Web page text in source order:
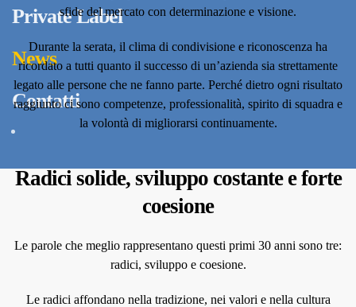
Private Label
News
Contatti
sfide del mercato con determinazione e visione.
Durante la serata, il clima di condivisione e riconoscenza ha
ricordato a tutti quanto il successo di un’azienda sia strettamente
legato alle persone che ne fanno parte. Perché dietro ogni risultato
raggiunto ci sono competenze, professionalità, spirito di squadra e
la volontà di migliorarsi continuamente.
Radici solide, sviluppo costante e forte
coesione
Le parole che meglio rappresentano questi primi 30 anni sono tre:
radici, sviluppo e coesione.
Le radici affondano nella tradizione, nei valori e nella cultura